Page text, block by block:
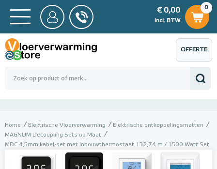
BTW
0,00
0
€ 0,00
incl. BTW
€ 0,00
OFFERTE
AANVRAGEN
Home Elektrische Vloerverwarming
Elektrische ontkoppelingsmatten
MAGNUM Decoupling Sets op Maat
MDC 4,5mm kabel-set met inbouwthermostaat 132,74 m / 1500 Watt Set
met inbouwthermostaat